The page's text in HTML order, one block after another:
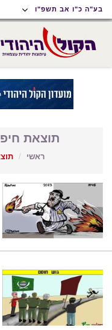
תפריט
נגישות
תפריט
ראשי
תוכן
ראשי
בע"ה כ"ו אב תשפ"ו
תוצאת
ראשי